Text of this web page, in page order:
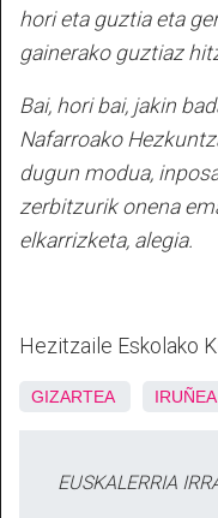
hori eta guztia eta
gainerako guztiaz
Bai, hori bai, jakin
Nafarroako
dugun modua,
zerbitzurik onena
elkarrizketa, alegia.
Hezitzaile Eskolako
GIZARTEA IRUÑEA
EUSKALERRIA